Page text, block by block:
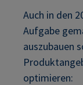
Auch in den
Aufgabe
auszubauen
optimieren: